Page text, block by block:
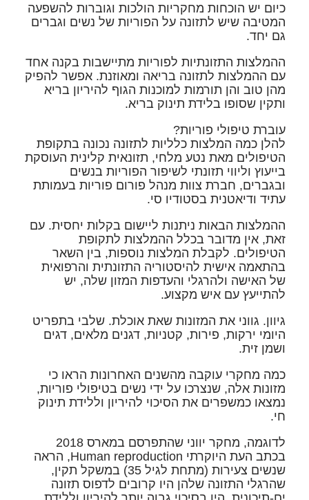
כיום יש הוכחות מחקריות הולכות וגוברות להשפעה
המטיבה שיש לתזונה על הפוריות של נשים וגברים
גם יחד.
ההמלצות התזונתיות לפוריות מתיישבות בקנה אחד
עם ההמלצות לתזונה בריאה ומאוזנת. אפשר להפיק
מהן טוב והן תורמות למוכנות הגוף להיריון בריא
ותקין שסופו בלידת תינוק בריא.
עוברת טיפולי פוריות?
להלן כמה המלצות כלליות לתזונה נכונה בתקופת
הטיפולים מאת נטע מלחי, תזונאית קלינית העוסקת
בייעוץ וליווי תזונתי לשיפור הפוריות בנשים
ובגברים, חברת צוות מנהל פורום פוריות בעמותת
עתיד ודיאטנית בסטודיו סי.
ההמלצות הבאות ניתנות ליישום בקלות יחסית. עם
זאת, אין מדובר בכלל ההמלצות לתקופת
הטיפולים. לקבלת המלצות נוספות, בין השאר
בהתאמה אישית להיסטוריה התזונתית והרפואית
של האישה ולהרגלי והעדפות המזון שלה, יש
להתייעץ עם איש מקצוע.
גיוון. גווני את המזונות שאת אוכלת. שלבי בתפריט
היומי ירקות, פירות, קטניות, דגנים מלאים, דגים
ושמן זית.
כמה מחקרי עוקבה מהשנים האחרונות הראו כי
מזונות אלה, שנצרכו על ידי נשים בטיפולי פוריות,
נמצאו כמשפרים את הסיכוי להיריון וללידת תינוק
חי.
לדוגמה, מחקר יווני שהתפרסם במארס 2018
בכתב העת היוקרתי Human reproduction, הראה
שנשים צעירות (מתחת לגיל 35) במשקל תקין,
שהרגלי התזונה שלהן היו קרובים לדפוס תזונה